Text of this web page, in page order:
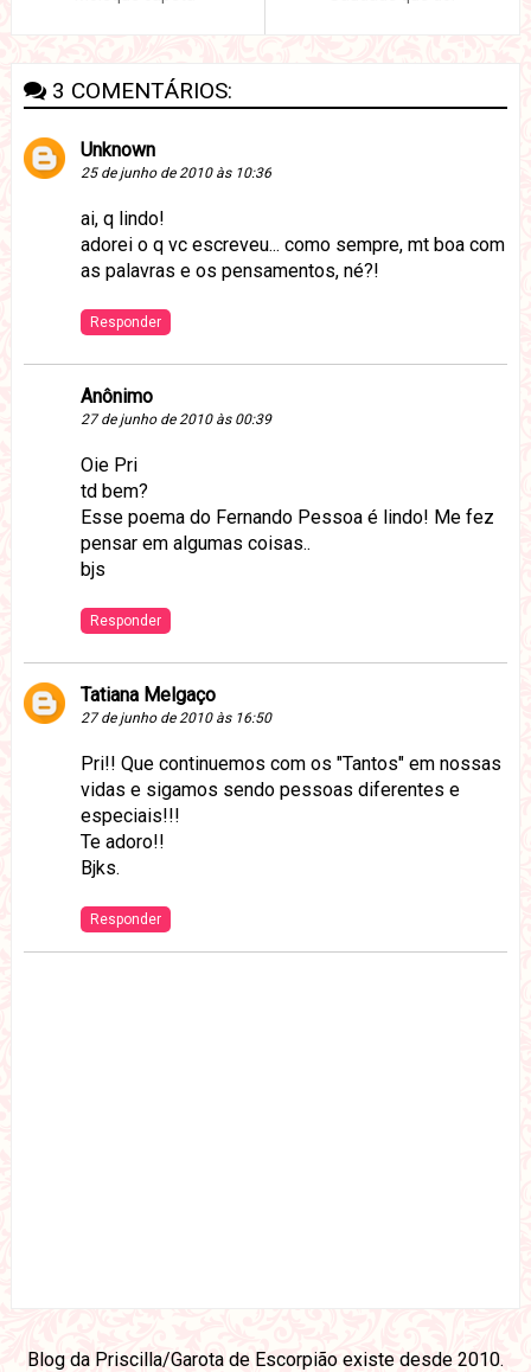
3 COMENTÁRIOS:
Unknown
25 de junho de 2010 às 10:36
ai, q lindo!
adorei o q vc escreveu... como sempre, mt boa com
as palavras e os pensamentos, né?!
Responder
Anônimo
27 de junho de 2010 às 00:39
Oie Pri
td bem?
Esse poema do Fernando Pessoa é lindo! Me fez
pensar em algumas coisas..
bjs
Responder
Tatiana Melgaço
27 de junho de 2010 às 16:50
Pri!! Que continuemos com os "Tantos" em nossas
vidas e sigamos sendo pessoas diferentes e
especiais!!!
Te adoro!!
Bjks.
Responder
Blog da Priscilla/Garota de Escorpião existe desde 2010.